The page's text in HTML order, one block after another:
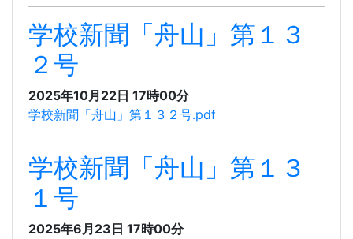
学校新聞「舟山」第１３
２号
2025年10月22日 17時00分
学校新聞「舟山」第１３２号.pdf
学校新聞「舟山」第１３
１号
2025年6月23日 17時00分